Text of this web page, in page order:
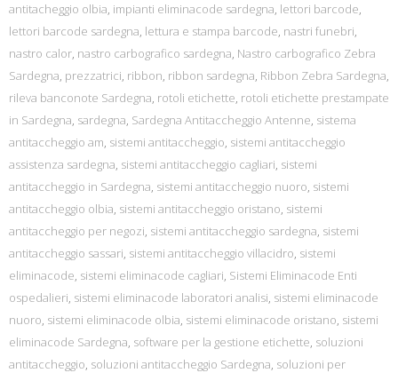
antitacheggio olbia, impianti eliminacode sardegna, lettori barcode,
lettori barcode sardegna, lettura e stampa barcode, nastri funebri,
nastro calor, nastro carbografico sardegna, Nastro carbografico Zebra
Sardegna, prezzatrici, ribbon, ribbon sardegna, Ribbon Zebra Sardegna,
rileva banconote Sardegna, rotoli etichette, rotoli etichette prestampate
in Sardegna, sardegna, Sardegna Antitaccheggio Antenne, sistema
antitaccheggio am, sistemi antitaccheggio, sistemi antitaccheggio
assistenza sardegna, sistemi antitaccheggio cagliari, sistemi
antitaccheggio in Sardegna, sistemi antitaccheggio nuoro, sistemi
antitaccheggio olbia, sistemi antitaccheggio oristano, sistemi
antitaccheggio per negozi, sistemi antitaccheggio sardegna, sistemi
antitaccheggio sassari, sistemi antitaccheggio villacidro, sistemi
eliminacode, sistemi eliminacode cagliari, Sistemi Eliminacode Enti
ospedalieri, sistemi eliminacode laboratori analisi, sistemi eliminacode
nuoro, sistemi eliminacode olbia, sistemi eliminacode oristano, sistemi
eliminacode Sardegna, software per la gestione etichette, soluzioni
antitaccheggio, soluzioni antitaccheggio Sardegna, soluzioni per